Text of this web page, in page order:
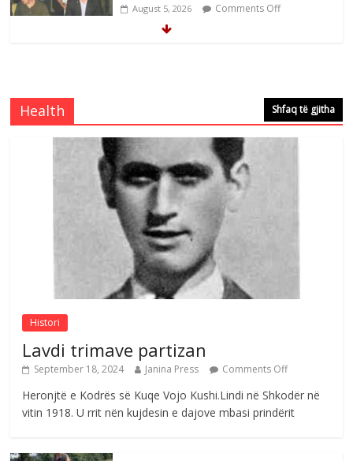
August 5, 2026 Comments Off
e invalidëve në Fushë Kosovë
Comments Off
Çlirimtari Agron Gërvalla me takime pune
në atdhe të shoqerisë Levizja
August 3, 2026 Comments Off
Postim me vlera nga artistja e mirëfilltë
Mimoza Gjoni
August 6, 2026 Comments Off
Health Shfaq të gjitha
Histori
Lavdi trimave partizan
September 18, 2024 Janina Press Comments Off
Heronjtë e Kodrës së Kuqe Vojo Kushi.Lindi në Shkodër në
vitin 1918. U rrit nën kujdesin e dajove mbasi prindërit